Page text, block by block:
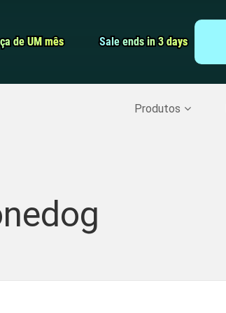
de UM mês
de UM mês Sale ends in 3 days
Sale ends in 3 days
Produtos
Screen Recorder
Backup do iPhone>>